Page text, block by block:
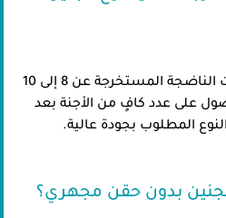
يفضل ألّا يقل عدد البويضات الناضجة المستخرجة عن 8 إلى 10
على عدد كافٍ من الأجنة بعد
المطلوب بجودة عالية.
بدون حقن مجهري؟